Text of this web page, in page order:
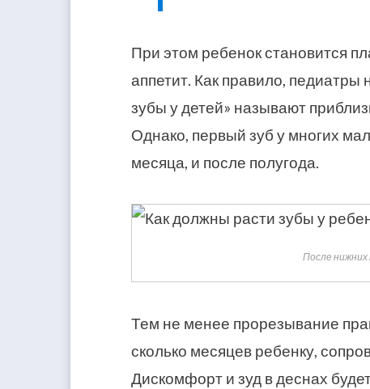
При этом ребенок становится
аппетит. Как правило, педиатры
зубы у детей» называют
Однако, первый зуб у многих
месяца, и после полугода.
После нижних
Тем не менее прорезывание
сколько месяцев ребенку,
Дискомфорт и зуд в деснах